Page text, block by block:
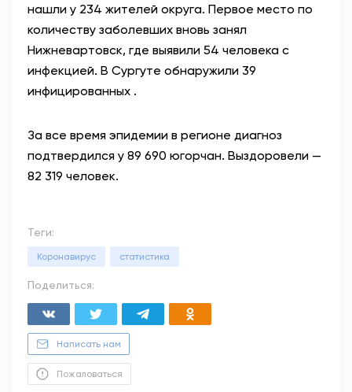
нашли у 234 жителей округа. Первое место по
количеству заболевших вновь занял
Нижневартовск, где выявили 54 человека с
инфекцией. В Сургуте обнаружили 39
инфицированных .
За все время эпидемии в регионе диагноз
подтвердился у 89 690 югорчан. Выздоровели —
82 319 человек.
Теги:
Коронавирус статистика
Поделиться:
Написать нам
Пожаловаться